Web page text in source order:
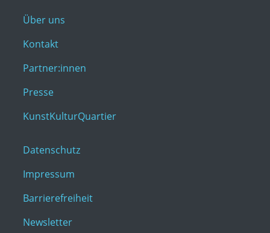
Über uns
Kontakt
Partner:innen
Presse
KunstKulturQuartier
Datenschutz
Impressum
Barrierefreiheit
Newsletter